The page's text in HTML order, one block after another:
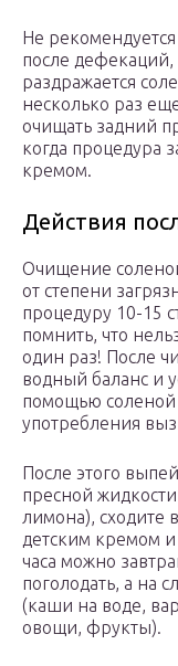
Не рекомендуется
после дефекаций,
раздражается
несколько раз
очищать задний
когда процедура
кремом.
Действия
Очищение
от степени
процедуру 10-15
помнить, что
один раз! После
водный баланс и
помощью соленой
употребления
После этого
пресной
лимона), сходите
детским кремом и
часа можно
поголодать, а на
(каши на воде,
овощи, фрукты).